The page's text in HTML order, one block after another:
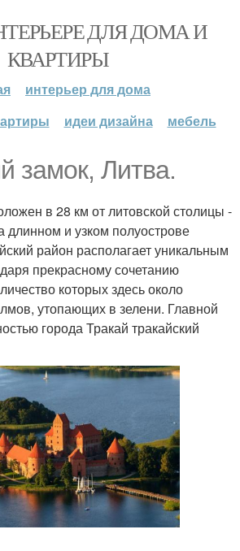
ДЛЯ ДОМА И
КВАРТИРЫ
интерьер для дома
идеи дизайна мебель
замок, Литва.
в 28 км от литовской столицы -
длинном и узком полуострове
район располагает уникальным
прекрасному сочетанию
которых здесь около
утопающих в зелени. Главной
города Тракай тракайский